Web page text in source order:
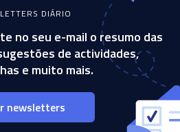
DIÁRIO
no seu e-mail o resumo das
de actividades,
e muito mais.
newsletters